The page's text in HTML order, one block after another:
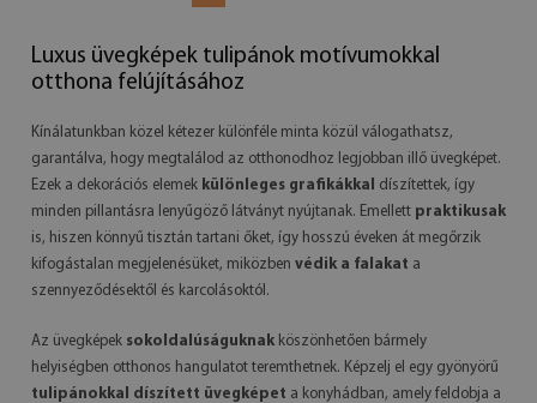
Luxus üvegképek tulipánok motívumokkal
otthona felújításához
Kínálatunkban közel kétezer különféle minta közül válogathatsz,
garantálva, hogy megtalálod az otthonodhoz legjobban illő üvegképet.
Ezek a dekorációs elemek különleges grafikákkal
díszítettek, így
minden pillantásra lenyűgöző látványt nyújtanak. Emellett praktikusak
is, hiszen könnyű tisztán tartani őket, így hosszú éveken át megőrzik
kifogástalan megjelenésüket, miközben védik a falakat a
szennyeződésektől és karcolásoktól.
Az üvegképek sokoldalúságuknak köszönhetően bármely
helyiségben otthonos hangulatot teremthetnek. Képzelj el egy gyönyörű
tulipánokkal díszített üvegképet a konyhádban, amely feldobja a